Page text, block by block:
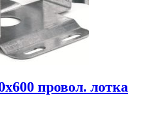
провол. лотка